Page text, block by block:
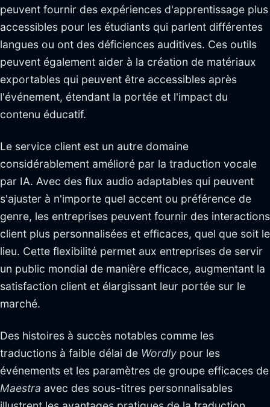
peuvent fournir des expériences d'apprentissage plus
accessibles pour les étudiants qui parlent différentes
langues ou ont des déficiences auditives. Ces outils
peuvent également aider à la création de matériaux
exportables qui peuvent être accessibles après
l'événement, étendant la portée et l'impact du
contenu éducatif.
Le service client est un autre domaine
considérablement amélioré par la traduction vocale
par IA. Avec des flux audio adaptables qui peuvent
s'ajuster à n'importe quel accent ou préférence de
genre, les entreprises peuvent fournir des interactions
client plus personnalisées et efficaces, quel que soit le
lieu. Cette flexibilité permet aux entreprises de servir
un public mondial de manière efficace, augmentant la
satisfaction client et élargissant leur portée sur le
marché.
Des histoires à succès notables comme les
traductions à faible délai de Wordly pour les
événements et les paramètres de groupe efficaces de
Maestra avec des sous-titres personnalisables